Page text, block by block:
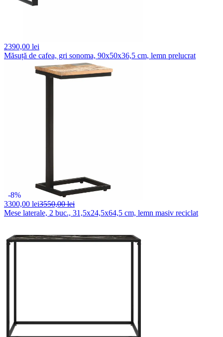
2390,00 lei
Măsuță de cafea, gri sonoma, 90x50x36,5 cm, lemn prelucrat
-8%
3300,00 lei3550,00 lei
Mese laterale, 2 buc., 31,5x24,5x64,5 cm, lemn masiv reciclat